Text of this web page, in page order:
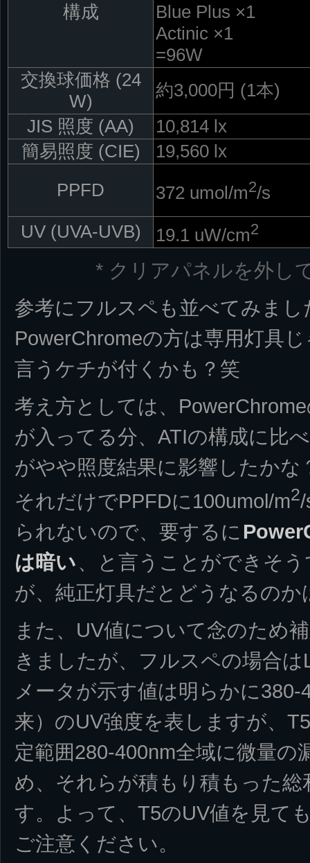
構成
Blue Plus ×1
Actinic ×1
=96W
交換球価格 (24
W)
約3,000円 (1本)
JIS 照度 (AA)
10,814 lx
簡易照度 (CIE)
19,560 lx
PPFD
372 umol/m2/s
UV (UVA-UVB)
19.1 uW/cm2
* クリアパネルを外し
参考にフルスペも並べてみま
PowerChromeの方は専用灯具
言うケチが付くかも？笑
考え方としては、
が入ってる分、ATIの構成に比
がやや照度結果に影響したか
それだけでPPFDに100umol/m2
られないので、要するに
は暗い、と言うことができそ
が、純正灯具だとどうなるの
また、UV値について念のため
きましたが、フルスペの場合
メータが示す値は明らかに380-
来）のUV強度を表しますが、
定範囲280-400nm全域に微量の
め、それらが積もり積もった
す。よって、T5のUV値を見て
ご注意ください。